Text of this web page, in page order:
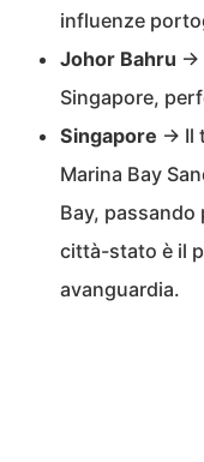
influenze
Johor Bahru →
Singapore,
Singapore → Il
Marina Bay
Bay, passando
città-stato è il
avanguardia.